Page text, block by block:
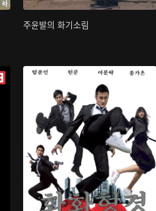
주윤발의 화기소림